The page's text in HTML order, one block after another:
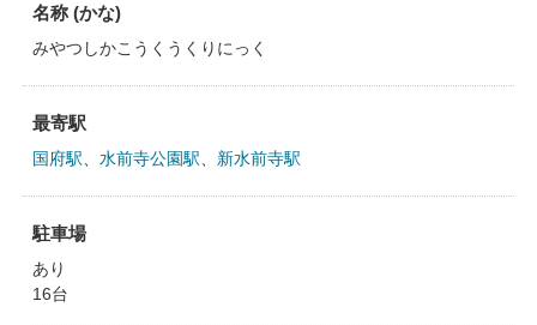
名称 (かな)
みやつしかこうくうくりにっく
最寄駅
国府駅 水前寺公園駅 新水前寺駅
駐車場
あり
16台